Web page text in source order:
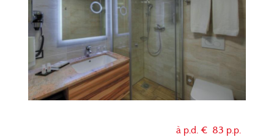
à p.d. € 83 p.p.